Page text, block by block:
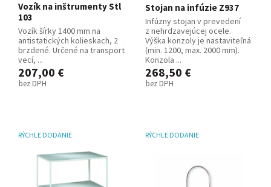
Vozík na inštrumenty Stl
103
Vozík šírky 1400 mm na
antistatických kolieskach, 2
brzdené. Určené na transport
vecí, ...
207,00 €
bez DPH
Stojan na infúzie Z937
Infúzny stojan v prevedení
z nehrdzavejúcej ocele.
Výška konzoly je nastaviteľná
(min. 1200, max. 2000 mm).
Konzola ...
268,50 €
bez DPH
RÝCHLE DODANIE RÝCHLE DODANIE